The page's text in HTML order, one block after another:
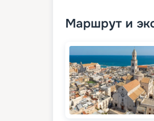
Маршрут и